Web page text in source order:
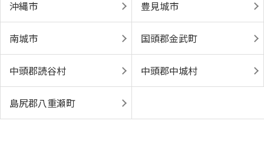
沖縄市 豊見城市
南城市 国頭郡金武町
中頭郡読谷村 中頭郡中城村
島尻郡八重瀬町